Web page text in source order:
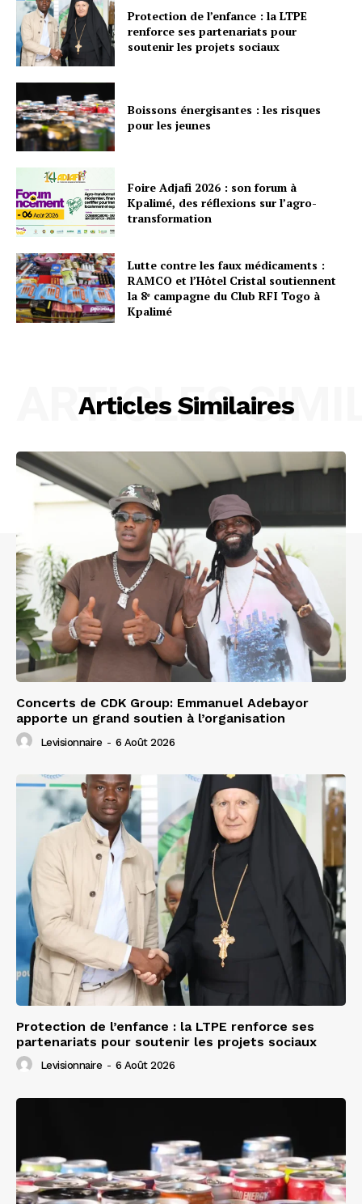
Protection de l’enfance : la LTPE
renforce ses partenariats pour
soutenir les projets sociaux
Boissons énergisantes : les risques
pour les jeunes
Foire Adjafi 2026 : son forum à
Kpalimé, des réflexions sur l’agro-
transformation
Lutte contre les faux médicaments :
RAMCO et l’Hôtel Cristal soutiennent
la 8ᵉ campagne du Club RFI Togo à
Kpalimé
Articles Similaires
ARTICLES
Concerts de CDK Group: Emmanuel Adebayor
apporte un grand soutien à l’organisation
Levisionnaire - 6 Août 2026
Protection de l’enfance : la LTPE renforce ses
partenariats pour soutenir les projets sociaux
Levisionnaire - 6 Août 2026